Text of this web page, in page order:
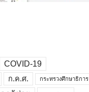
COVID-19
ก.ค.ศ. กระทรวงศึกษาธิการ